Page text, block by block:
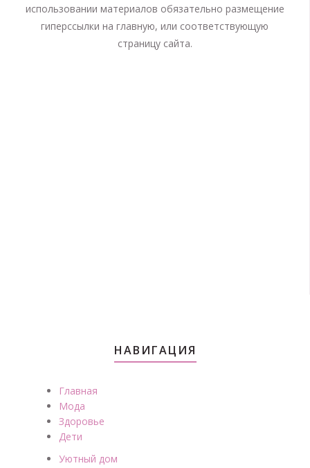
использовании материалов обязательно размещение
гиперссылки на главную, или соответствующую
страницу сайта.
НАВИГАЦИЯ
Главная
Мода
Здоровье
Дети
Уютный дом